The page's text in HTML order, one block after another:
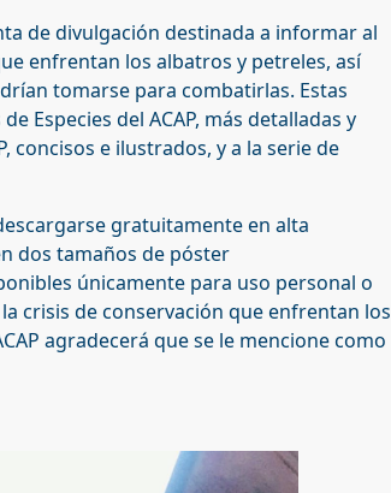
de divulgación destinada a informar al
enfrentan los albatros y petreles, así
tomarse para combatirlas. Estas
Especies del ACAP, más detalladas y
concisos e ilustrados, y a la serie de
gratuitamente en alta
dos tamaños de póster
únicamente para uso personal o
crisis de conservación que enfrentan los
agradecerá que se le mencione como